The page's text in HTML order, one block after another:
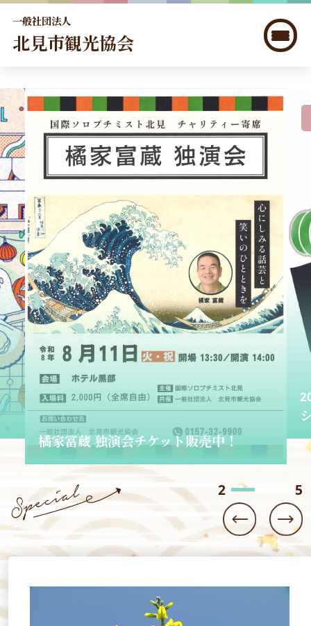
一般社団法人
北見市観光協会
北見
2026.06.01
ショップきたみさん！
3 5